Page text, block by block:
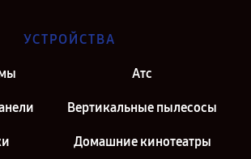
УСТРОЙСТВА
Атс
Вертикальные пылесосы
Домашние кинотеатры